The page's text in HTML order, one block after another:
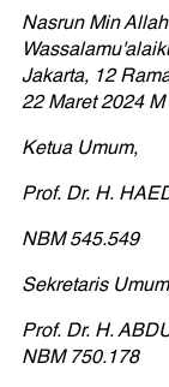
Nasrun Min
Jakarta, 12
22 Maret 2024 M
Ketua Umum,
Prof. Dr. H.
NBM 545.549
Sekretaris
Prof. Dr. H.
NBM 750.178